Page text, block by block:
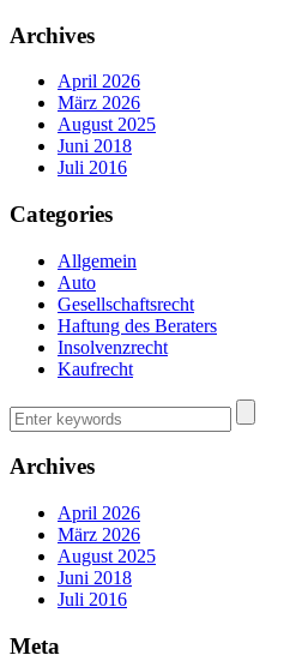
Archives
April 2026
März 2026
August 2025
Juni 2018
Juli 2016
Categories
Allgemein
Auto
Gesellschaftsrecht
Haftung des Beraters
Insolvenzrecht
Kaufrecht
Archives
April 2026
März 2026
August 2025
Juni 2018
Juli 2016
Meta